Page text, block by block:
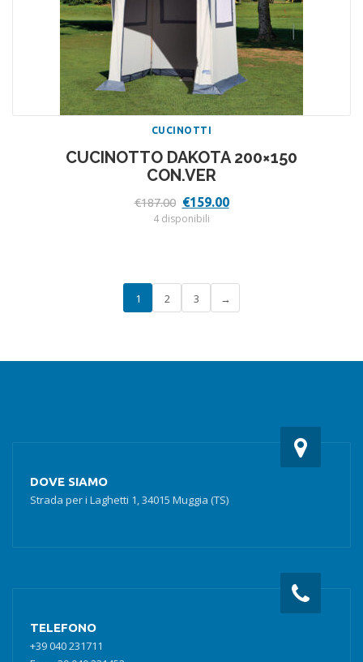
CUCINOTTI
CUCINOTTO DAKOTA 200×150
CON.VER
€187.00 Il
prezzo
originale
€159.00Il
4 disponibili
1 2 3 →
DOVE SIAMO
Strada per i Laghetti 1, 34015 Muggia (TS)
TELEFONO
+39 040 231711